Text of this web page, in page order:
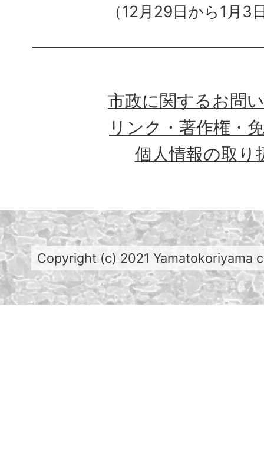
（12月29日から1月3
市政に関するお問
リンク・著作権・
個人情報の取り
Copyright (c) 2021 Yamatokoriyama